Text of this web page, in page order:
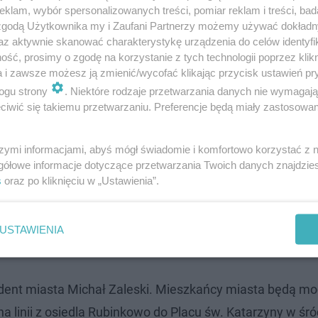
Partnerka znanego bydgoszcz…
w kraju, gdzie podjęta zostanie próba bicia rekordu
żeby jak najwięcej osób wzięło udział w wiosłowaniu
biegowym w Leśnym Parku Kultury i
Rynkowie. Z kolei w Akademickim Centrum Sportu
sportów umysłowych będą mogli wziąć udział w
miasta Michał Zaleski. Mieszkańcy miasta będą
linii z osiedla Rubinkowo do Placu św. Katarzyny w
wybór spersonalizowanych treści, pomiar reklam i treści,
Użytkownika my i Zaufani Partnerzy możemy używać
aktywnie skanować charakterystykę urządzenia do celów
prosimy o zgodę na korzystanie z tych technologii poprzez
i zawsze możesz ją zmienić/wycofać klikając przycisk ustawień
strony
. Niektóre rodzaje przetwarzania danych nie
się takiemu przetwarzaniu. Preferencje będą miały
informacjami, abyś mógł świadomie i komfortowo korzystać z
informacje dotyczące przetwarzania Twoich danych
oraz po kliknięciu w „Ustawienia”.
USTAWIENIA